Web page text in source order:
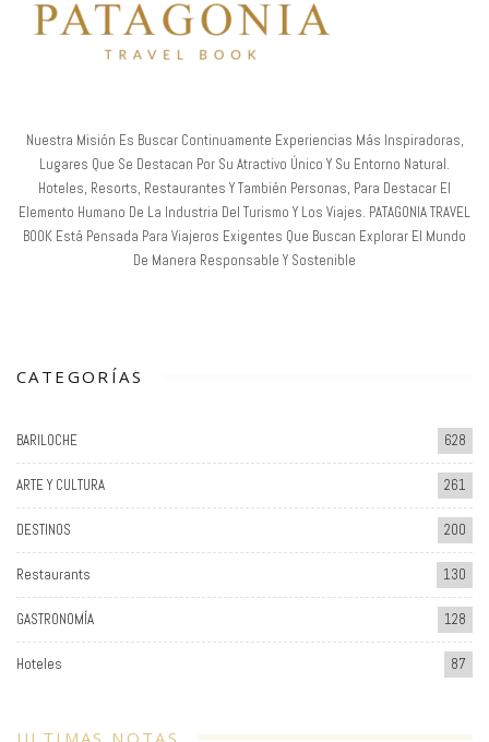
Nuestra Misión Es Buscar Continuamente Experiencias Más Inspiradoras,
Lugares Que Se Destacan Por Su Atractivo Único Y Su Entorno Natural.
Hoteles, Resorts, Restaurantes Y También Personas, Para Destacar El
Elemento Humano De La Industria Del Turismo Y Los Viajes. PATAGONIA TRAVEL
BOOK Está Pensada Para Viajeros Exigentes Que Buscan Explorar El Mundo
De Manera Responsable Y Sostenible
CATEGORÍAS
BARILOCHE 628
ARTE Y CULTURA 261
DESTINOS 200
Restaurants 130
GASTRONOMÍA 128
Hoteles 87
ULTIMAS NOTAS